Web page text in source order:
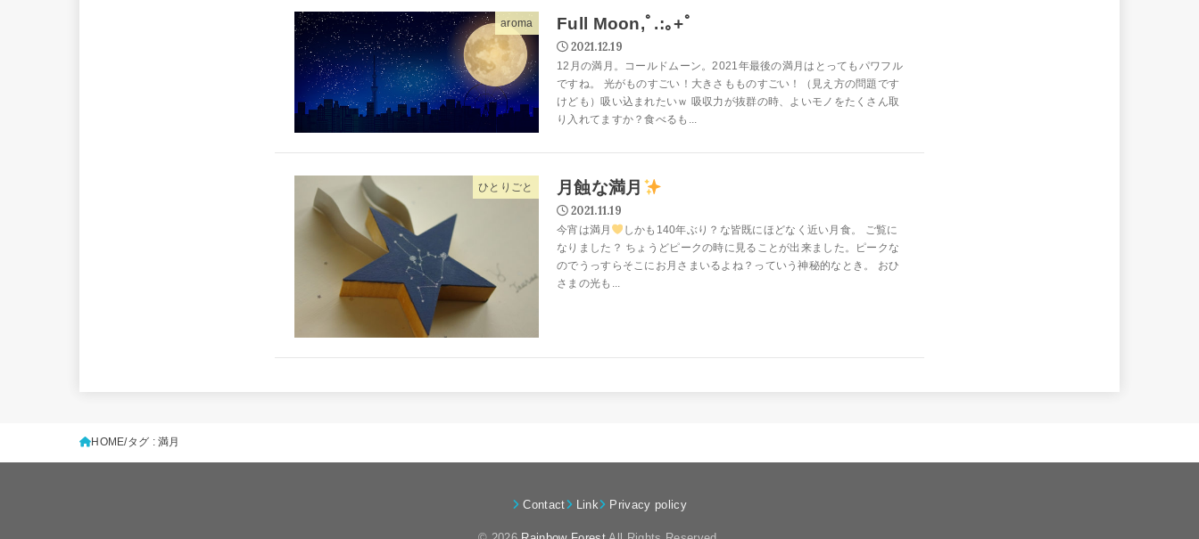
aroma Full Moon,ﾟ.:｡+ﾟ
2021.12.19
12月の満月。コールドムーン。2021年最後の満月はとってもパワフル
ですね。 光がものすごい！大きさもものすごい！（見え方の問題です
けども）吸い込まれたいｗ 吸収力が抜群の時、よいモノをたくさん取
り入れてますか？食べるも...
ひとりごと 月蝕な満月
2021.11.19
今宵は満月
しかも140年ぶり？な皆既にほどなく近い月食。 ご覧に
なりました？ ちょうどピークの時に見ることが出来ました。ピークな
のでうっすらそこにお月さまいるよね？っていう神秘的なとき。 おひ
さまの光も...
HOME タグ : 満月
Contact Link Privacy policy